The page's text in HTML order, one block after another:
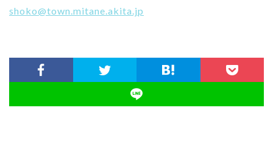
shoko@town.mitane.akita.jp